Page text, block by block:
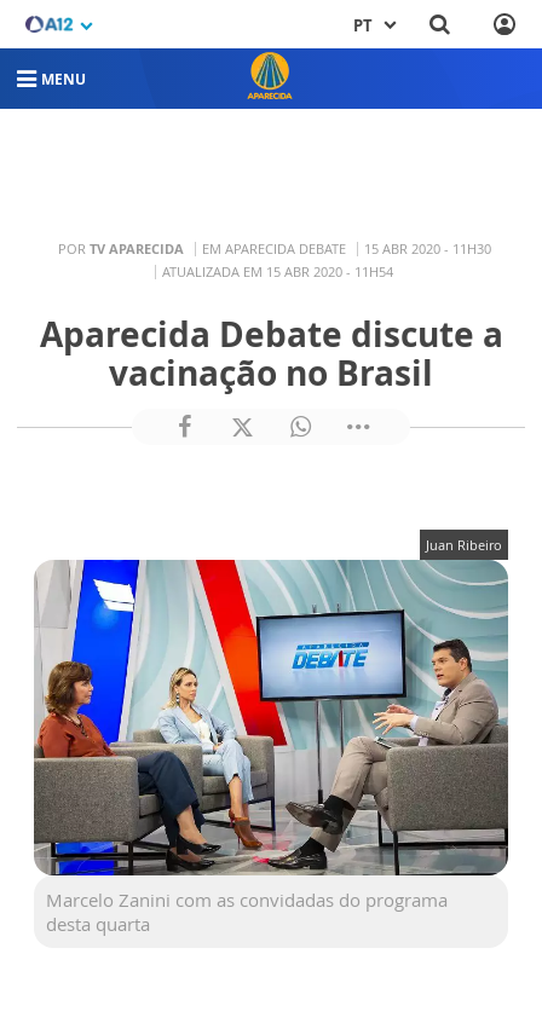
PT
MENU
POR TV APARECIDA EM APARECIDA DEBATE
15 ABR 2020 - 11H30
ATUALIZADA EM 15 ABR 2020 - 11H54
Aparecida Debate discute a
vacinação no Brasil
Juan Ribeiro
Marcelo Zanini com as convidadas do programa
desta quarta